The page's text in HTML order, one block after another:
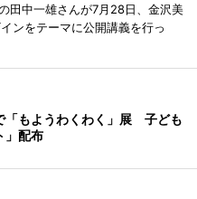
田中一雄さんが7月28日、金沢美
ンをテーマに公開講義を行っ
「もようわくわく」展 子ども
」配布